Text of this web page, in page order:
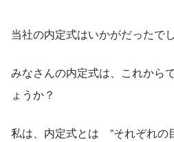
当社の内定式はいかがだったで
みなさんの内定式は、これから
ょうか？
私は、内定式とは　”それぞれ